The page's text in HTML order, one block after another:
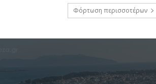
Φόρτωση περισσοτέρων